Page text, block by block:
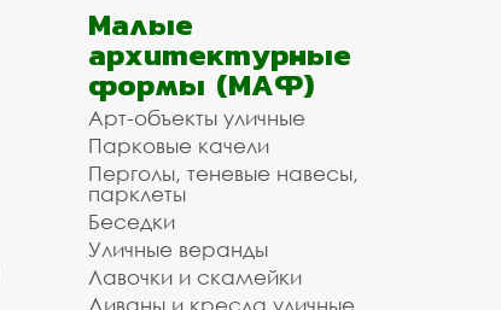
Малые
архитектурные
формы (МАФ)
Арт-объекты уличные
Парковые качели
Перголы, теневые навесы,
парклеты
Беседки
Уличные веранды
Лавочки и скамейки
Диваны и кресла уличные